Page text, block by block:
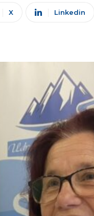
X Linkedin